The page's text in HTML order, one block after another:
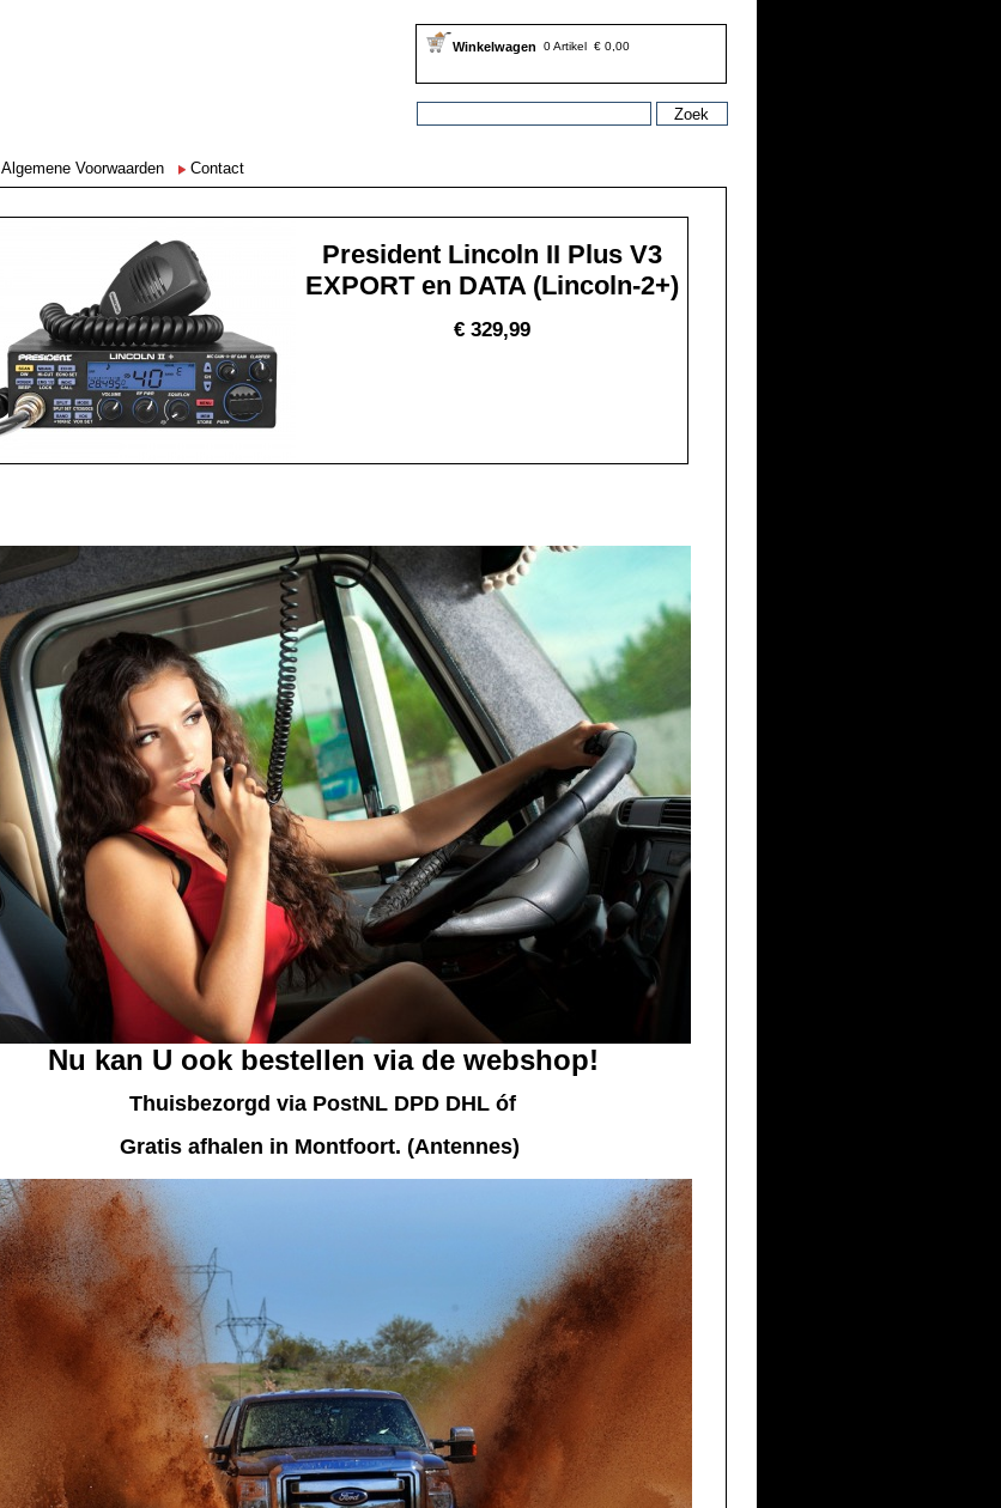
Winkelwagen 0 Artikel € 0,00
Algemene Voorwaarden Contact
Nu kan U ook bestellen via de webshop!
Thuisbezorgd via PostNL DPD DHL óf
Gratis afhalen in Montfoort. (Antennes)